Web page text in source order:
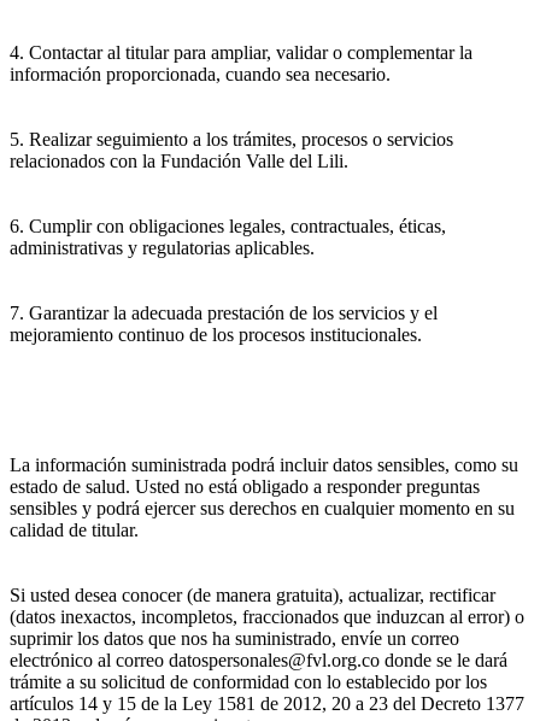
4. Contactar al titular para ampliar, validar o complementar la
información proporcionada, cuando sea necesario.
5. Realizar seguimiento a los trámites, procesos o servicios
relacionados con la Fundación Valle del Lili.
6. Cumplir con obligaciones legales, contractuales, éticas,
administrativas y regulatorias aplicables.
7. Garantizar la adecuada prestación de los servicios y el
mejoramiento continuo de los procesos institucionales.
La información suministrada podrá incluir datos sensibles, como su
estado de salud. Usted no está obligado a responder preguntas
sensibles y podrá ejercer sus derechos en cualquier momento en su
calidad de titular.
Si usted desea conocer (de manera gratuita), actualizar, rectificar
(datos inexactos, incompletos, fraccionados que induzcan al error) o
suprimir los datos que nos ha suministrado, envíe un correo
electrónico al correo datospersonales@fvl.org.co donde se le dará
trámite a su solicitud de conformidad con lo establecido por los
artículos 14 y 15 de la Ley 1581 de 2012, 20 a 23 del Decreto 1377